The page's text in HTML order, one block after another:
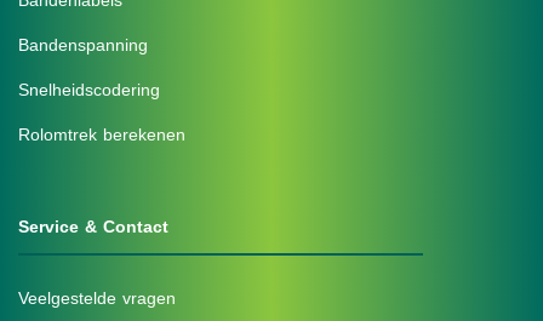
Bandenspanning
Snelheidscodering
Rolomtrek berekenen
Service & Contact
Veelgestelde vragen